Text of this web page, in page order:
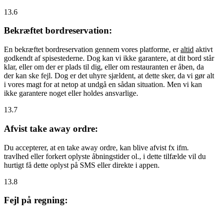
13.6
Bekræftet bordreservation:
En bekræftet bordreservation gennem vores platforme, eraltid aktivt
godkendt af spisestederne. Dog kan vi ikke garantere, at dit bord står
klar, eller om der er plads til dig, eller om restauranten er åben, da
der kan ske fejl. Dog er det uhyre sjældent, at dette sker, da vi gør alt
i vores magt for at netop at undgå en sådan situation. Men vi kan
ikke garantere noget eller holdes ansvarlige.
13.7
Afvist take away ordre:
Du accepterer, at en take away ordre, kan blive afvist fx ifm.
travlhed eller forkert oplyste åbningstider ol., i dette tilfælde vil du
hurtigt få dette oplyst på SMS eller direkte i appen.
13.8
Fejl på regning: